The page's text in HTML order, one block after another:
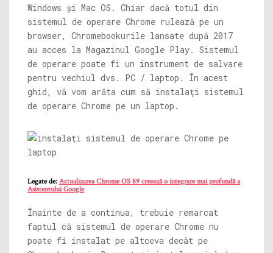
Windows și Mac OS. Chiar dacă totul din
sistemul de operare Chrome rulează pe un
browser, Chromebookurile lansate după 2017
au acces la Magazinul Google Play. Sistemul
de operare poate fi un instrument de salvare
pentru vechiul dvs. PC / laptop. În acest
ghid, vă vom arăta cum să instalați sistemul
de operare Chrome pe un laptop.
Legate de: Actualizarea Chrome OS 89 creează o integrare mai profundă a
Asistentului Google
Înainte de a continua, trebuie remarcat
faptul că sistemul de operare Chrome nu
poate fi instalat pe altceva decât pe